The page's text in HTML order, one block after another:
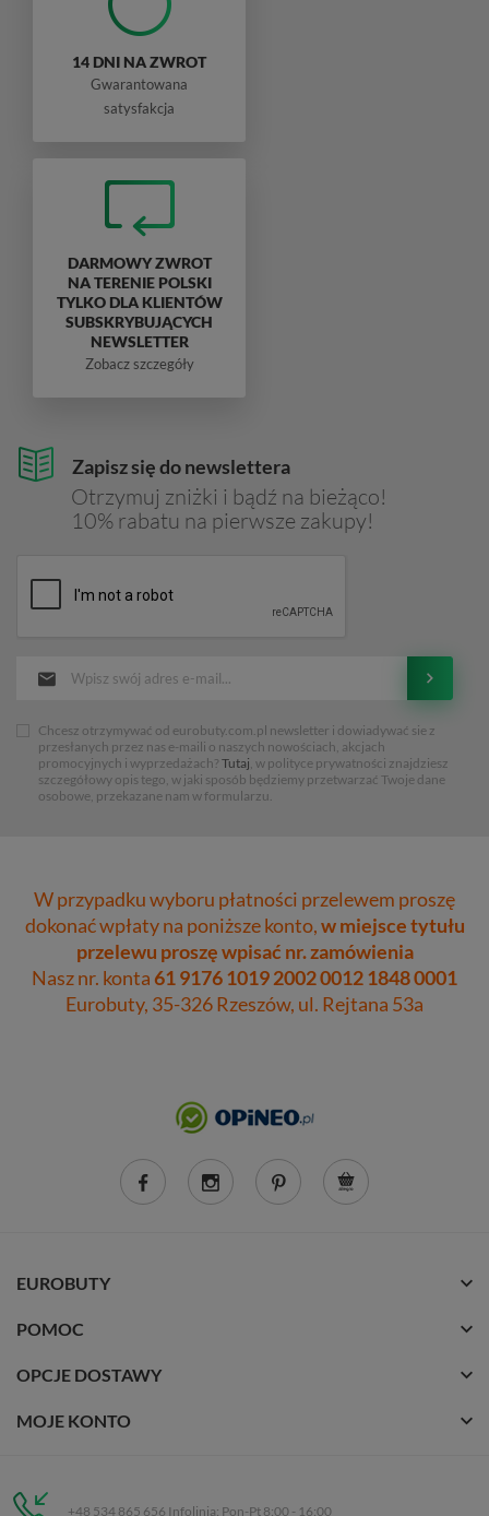
Zapisz się do newslettera
Otrzymuj zniżki i bądź na bieżąco!
10% rabatu na pierwsze zakupy!
Chcesz otrzymywać od eurobuty.com.pl newsletter i dowiadywać sie z
przesłanych przez nas e-maili o naszych nowościach, akcjach
promocyjnych i wyprzedażach? Tutaj, w polityce prywatności znajdziesz
szczegółowy opis tego, w jaki sposób będziemy przetwarzać Twoje dane
osobowe, przekazane nam w formularzu.
14 DNI NA ZWROT
Gwarantowana
satysfakcja
DARMOWY ZWROT
NA TERENIE POLSKI
TYLKO DLA KLIENTÓW
SUBSKRYBUJĄCYCH
NEWSLETTER
Zobacz szczegóły
W przypadku wyboru płatności przelewem proszę
dokonać wpłaty na poniższe konto,w miejsce tytułu
przelewu proszę wpisać nr. zamówienia
Nasz nr. konta61 9176 1019 2002 0012 1848 0001
Eurobuty, 35-326 Rzeszów, ul. Rejtana 53a
EUROBUTY
POMOC
OPCJE DOSTAWY
MOJE KONTO
+48 534 865 656 Infolinia: Pon-Pt 8:00 - 16:00